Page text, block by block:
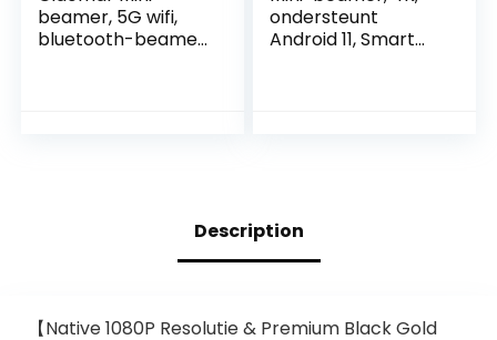
beamer, 5G wifi,
bluetooth-beamer,
ondersteunt
Android 11, Smart
correctie, led-
beamer 180°
Description
​【Native 1080P Resolutie & Premium Black Gold